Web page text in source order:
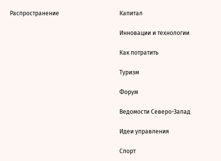
Распространение Капитал
Инновации и технологии
Как потратить
Туризм
Форум
Ведомости Северо-Запад
Идеи управления
Спорт